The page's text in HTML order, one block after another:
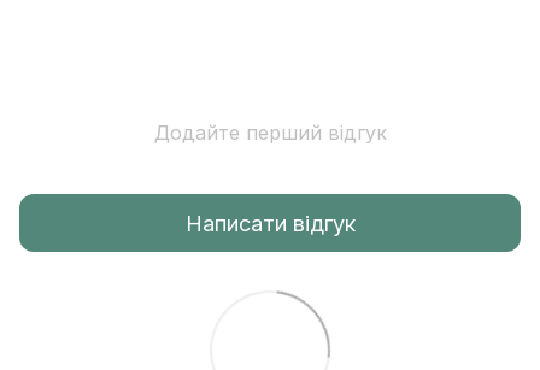
Додайте перший відгук
Написати відгук